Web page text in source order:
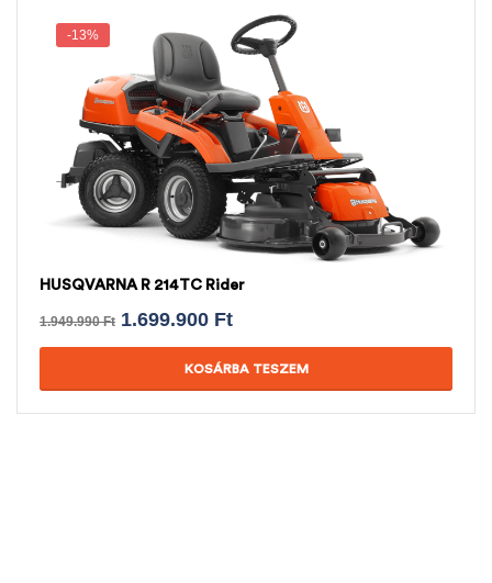
-13%
HUSQVARNA R 214TC Rider
1.949.990Ft 1.699.900 Ft
KOSÁRBA TESZEM